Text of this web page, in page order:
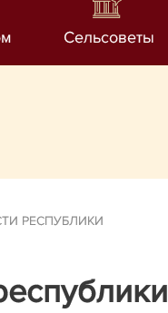
Сельсоветы
РЕСПУБЛИКИ